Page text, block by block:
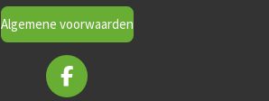
Algemene voorwaarden
F